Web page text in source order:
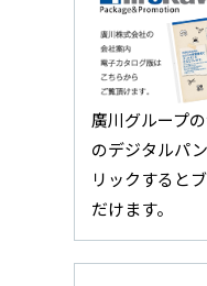
廣川グループ
のデジタルパ
リックすると
だけます。